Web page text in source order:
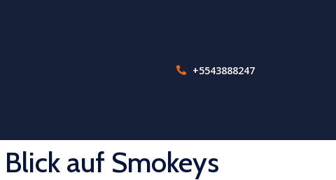
+5543888247
auf Smokeys